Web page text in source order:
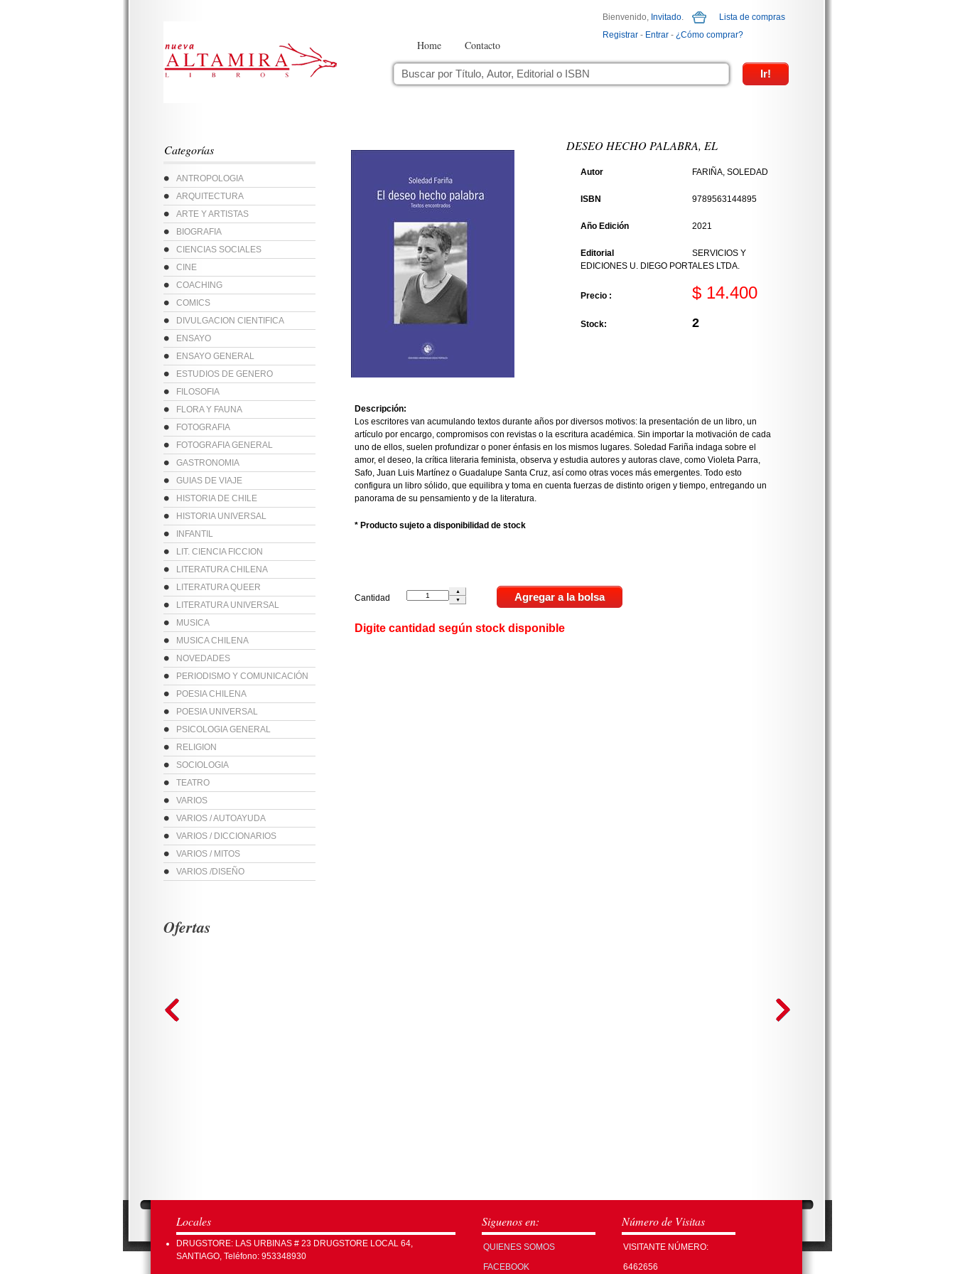
Home Contacto
Bienvenido, Invitado.
Lista de compras
Registrar - Entrar - ¿Cómo comprar?
Categorías
ANTROPOLOGIA
ARQUITECTURA
ARTE Y ARTISTAS
BIOGRAFIA
CIENCIAS SOCIALES
CINE
COACHING
COMICS
DIVULGACION CIENTIFICA
ENSAYO
ENSAYO GENERAL
ESTUDIOS DE GENERO
FILOSOFIA
FLORA Y FAUNA
FOTOGRAFIA
FOTOGRAFIA GENERAL
GASTRONOMIA
GUIAS DE VIAJE
HISTORIA DE CHILE
HISTORIA UNIVERSAL
INFANTIL
LIT. CIENCIA FICCION
LITERATURA CHILENA
LITERATURA QUEER
LITERATURA UNIVERSAL
MUSICA
MUSICA CHILENA
NOVEDADES
PERIODISMO Y COMUNICACIÓN
POESIA CHILENA
POESIA UNIVERSAL
PSICOLOGIA GENERAL
RELIGION
SOCIOLOGIA
TEATRO
VARIOS
VARIOS / AUTOAYUDA
VARIOS / DICCIONARIOS
VARIOS / MITOS
VARIOS /DISEÑO
DESEO HECHO PALABRA, EL
Autor FARIÑA, SOLEDAD
ISBN 9789563144895
Año Edición 2021
Editorial
SERVICIOS Y
EDICIONES U. DIEGO PORTALES LTDA.
Precio : $ 14.400
Stock: 2
Descripción:
Los escritores van acumulando textos durante años por diversos motivos: la presentación de un libro, un
artículo por encargo, compromisos con revistas o la escritura académica. Sin importar la motivación de cada
uno de ellos, suelen profundizar o poner énfasis en los mismos lugares. Soledad Fariña indaga sobre el
amor, el deseo, la crítica literaria feminista, observa y estudia autores y autoras clave, como Violeta Parra,
Safo, Juan Luis Martínez o Guadalupe Santa Cruz, así como otras voces más emergentes. Todo esto
configura un libro sólido, que equilibra y toma en cuenta fuerzas de distinto origen y tiempo, entregando un
panorama de su pensamiento y de la literatura.
* Producto sujeto a disponibilidad de stock
Cantidad
Digite cantidad según stock disponible
Ofertas
Locales
DRUGSTORE: LAS URBINAS # 23 DRUGSTORE LOCAL 64,
SANTIAGO, Teléfono: 953348930
Siguenos en:
QUIENES SOMOS
FACEBOOK
Número de Visitas
VISITANTE NÚMERO:
6462656